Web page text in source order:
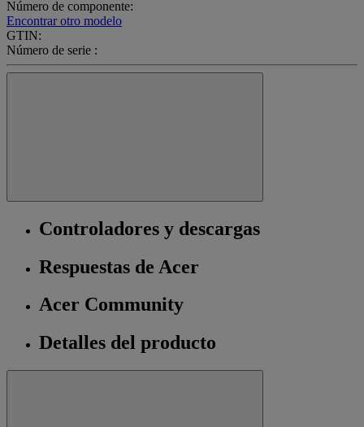
Número de componente:
Encontrar otro modelo
GTIN:
Número de serie :
Controladores y descargas
Respuestas de Acer
Acer Community
Detalles del producto